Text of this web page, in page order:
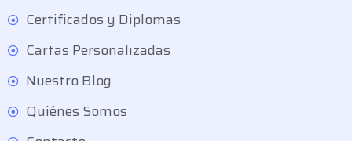
Certificados y Diplomas
Cartas Personalizadas
Nuestro Blog
Quiénes Somos